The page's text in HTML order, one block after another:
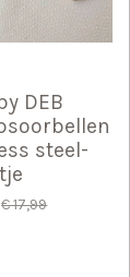
DEB
steel-
€ 17,99